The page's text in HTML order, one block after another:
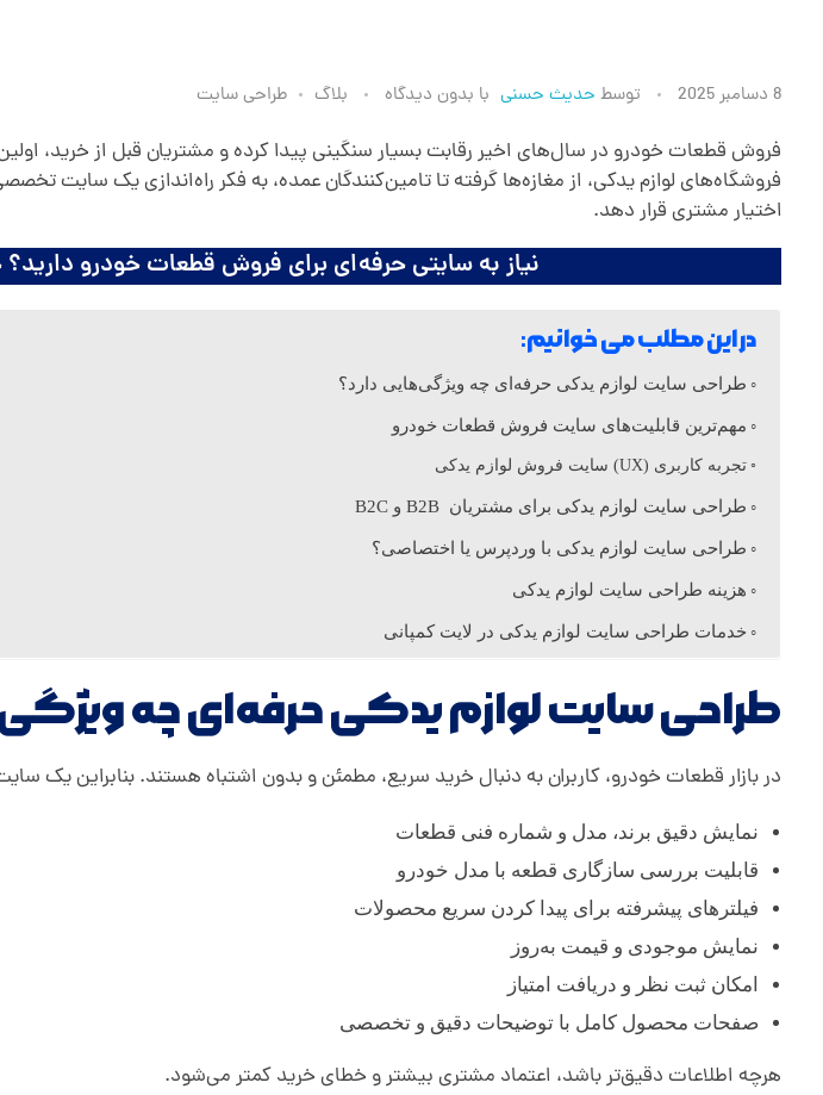
ط
ر
ا
ح
ی
س
ت
ل
و
ا
ز
م
ی
8 دسامبر 2025 توسط حدیث حسنی با بدون دیدگاه بلاگ طراحی سایت
فروش قطعات خودرو در سال‌های اخیر رقابت بسیار سنگینی پیدا کرده و مشتریان قبل از خرید،
فروشگاه‌های لوازم یدکی، از مغازه‌ها گرفته تا تامین‌کنندگان عمده، به فکر راه‌اندازی یک سایت
اختیار مشتری قرار دهد.
نیاز به سایتی حرفه‌ای برای فروش قطعات خودرو
در این مطلب می خوانیم:
طراحی سایت لوازم یدکی حرفه‌ای چه ویژگی‌هایی دارد؟
مهم‌ترین قابلیت‌های سایت فروش قطعات خودرو
تجربه کاربری (UX) سایت فروش لوازم یدکی
طراحی سایت لوازم یدکی برای مشتریان B2B و B2C
طراحی سایت لوازم یدکی با وردپرس یا اختصاصی؟
هزینه طراحی سایت لوازم یدکی
خدمات طراحی سایت لوازم یدکی در لایت کمپانی
طراحی سایت لوازم یدکی حرفه‌ای چه
در بازار قطعات خودرو، کاربران به دنبال خرید سریع، مطمئن و بدون اشتباه هستند. بنابراین یک
نمایش دقیق برند، مدل و شماره فنی قطعات
قابلیت بررسی سازگاری قطعه با مدل خودرو
فیلترهای پیشرفته برای پیدا کردن سریع محصولات
نمایش موجودی و قیمت به‌روز
امکان ثبت نظر و دریافت امتیاز
صفحات محصول کامل با توضیحات دقیق و تخصصی
هرچه اطلاعات دقیق‌تر باشد، اعتماد مشتری بیشتر و خطای خرید کمتر می‌شود.